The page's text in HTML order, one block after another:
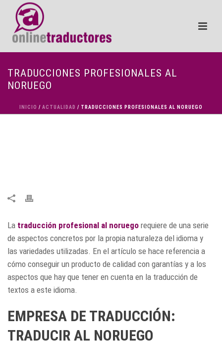
TRADUCCIONES PROFESIONALES AL
NORUEGO
INICIO / ACTUALIDAD / TRADUCCIONES PROFESIONALES AL NORUEGO
La traducción profesional al noruego requiere de una serie
de aspectos concretos por la propia naturaleza del idioma y
las variedades utilizadas. En el artículo se hace referencia a
cómo conseguir un producto de calidad con garantías y a los
aspectos que hay que tener en cuenta en la traducción de
textos a este idioma.
EMPRESA DE TRADUCCIÓN:
TRADUCIR AL NORUEGO